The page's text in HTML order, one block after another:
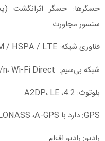
حسگرها: حسگر اثرانگشت
سنسور مجاورت
فناوری شبکه: GSM / HSPA / LTE
شبکه بی‌سیم: Wi-Fi 802.11 b/g/n، Wi-Fi Direct، هات‌اسپات
بلوتوث: 4.2، A2DP، LE
GPS: دارد با GLONASS ،A-GPS